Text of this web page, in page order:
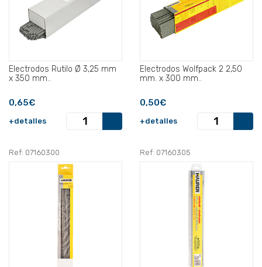
Electrodos Rutilo Ø 3,25 mm
x 350 mm..
0,65€
+detalles
Electrodos Wolfpack 2 2,50
mm. x 300 mm..
0,50€
+detalles
Ref: 07160300 Ref: 07160305